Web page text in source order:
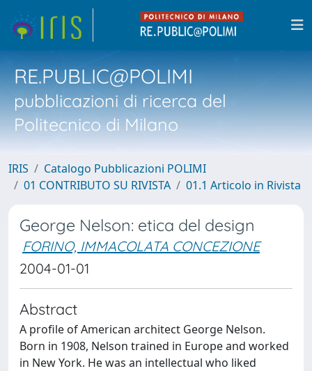
RE.PUBLIC@POLIMI
pubblicazioni di ricerca del
Politecnico di Milano
IRIS
Catalogo Pubblicazioni POLIMI
01 CONTRIBUTO SU RIVISTA
01.1 Articolo in Rivista
George Nelson: etica del design
FORINO, IMMACOLATA CONCEZIONE
2004-01-01
Abstract
A profile of American architect George Nelson.
Born in 1908, Nelson trained in Europe and worked
in New York. He was an intellectual who liked